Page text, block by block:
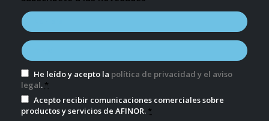
He leído y acepto la política de privacidad y el aviso
legal. *
Acepto recibir comunicaciones comerciales sobre
productos y servicios de AFINOR. *